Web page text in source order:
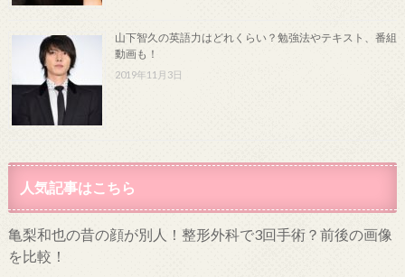
山下智久の英語力はどれくらい？勉強法やテキスト、番組
動画も！
2019年11月3日
人気記事はこちら
亀梨和也の昔の顔が別人！整形外科で3回手術？前後の画像
を比較！